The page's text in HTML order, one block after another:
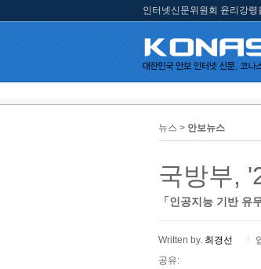
인터넷신문위원회 윤리강령
뉴스 > 안보뉴스
국방부,
「인공지능 기반 유
Written by. 최경선
공유: